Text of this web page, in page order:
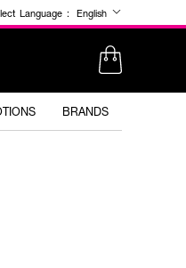
Language : English
BRANDS